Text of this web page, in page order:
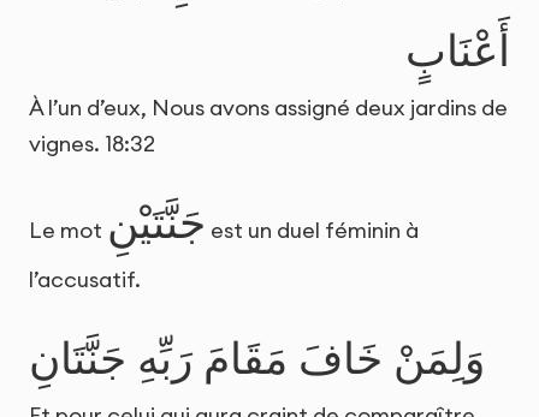
أَعْنَابٍ
À l’un d’eux, Nous avons assigné deux jardins de
vignes. 18:32
Le mot جَنَّتَيْنِ est un duel féminin à
l’accusatif.
وَلِمَنْ خَافَ مَقَامَ رَبِّهِ جَنَّتَانِ